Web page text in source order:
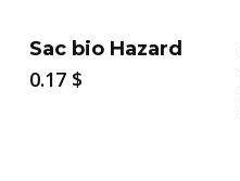
Sac bio Hazard
0.17 $